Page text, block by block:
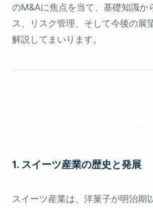
のM&Aに焦点を当て、基礎知識か
ス、リスク管理、そして今後の展
解説してまいります。
1. スイーツ産業の歴史と発展
スイーツ産業は、洋菓子が明治期